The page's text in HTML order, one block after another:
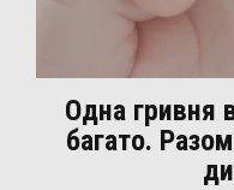
Одна гривня
багато.